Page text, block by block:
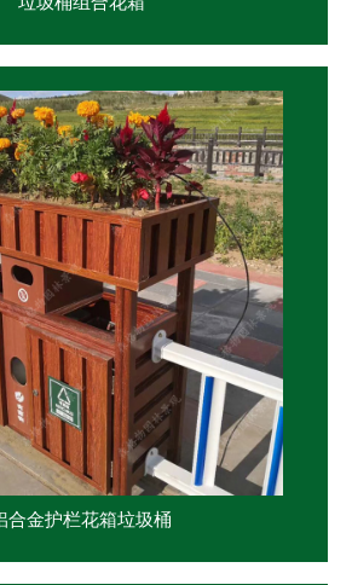
合金护栏花箱垃圾桶